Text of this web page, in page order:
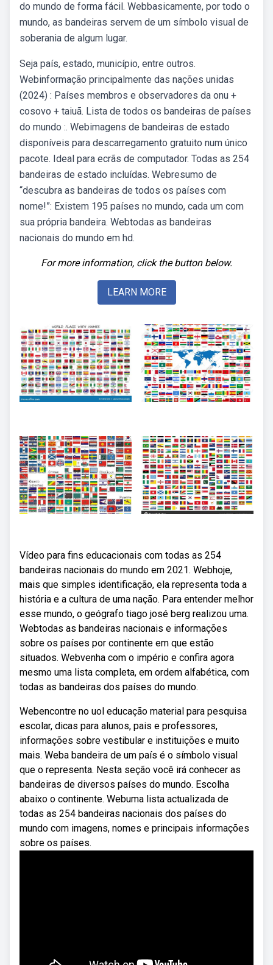
do mundo de forma fácil. Webbasicamente, por todo o
mundo, as bandeiras servem de um símbolo visual de
soberania de algum lugar.
Seja país, estado, município, entre outros.
Webinformação principalmente das nações unidas
(2024) : Países membros e observadores da onu +
cosovo + taiuã. Lista de todos os bandeiras de países
do mundo :. Webimagens de bandeiras de estado
disponíveis para descarregamento gratuito num único
pacote. Ideal para ecrãs de computador. Todas as 254
bandeiras de estado incluídas. Webresumo de
“descubra as bandeiras de todos os países com
nome!”: Existem 195 países no mundo, cada um com
sua própria bandeira. Webtodas as bandeiras
nacionais do mundo em hd.
For more information, click the button below.
LEARN MORE
Vídeo para fins educacionais com todas as 254
bandeiras nacionais do mundo em 2021. Webhoje,
mais que simples identificação, ela representa toda a
história e a cultura de uma nação. Para entender melhor
esse mundo, o geógrafo tiago josé berg realizou uma.
Webtodas as bandeiras nacionais e informações
sobre os países por continente em que estão
situados. Webvenha com o império e confira agora
mesmo uma lista completa, em ordem alfabética, com
todas as bandeiras dos países do mundo.
Webencontre no uol educação material para pesquisa
escolar, dicas para alunos, pais e professores,
informações sobre vestibular e instituições e muito
mais. Weba bandeira de um país é o símbolo visual
que o representa. Nesta seção você irá conhecer as
bandeiras de diversos países do mundo. Escolha
abaixo o continente. Webuma lista actualizada de
todas as 254 bandeiras nacionais dos países do
mundo com imagens, nomes e principais informações
sobre os países.